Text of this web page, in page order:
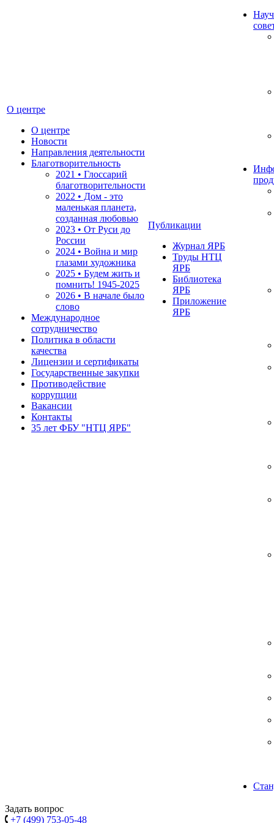
О центре
О центре
Новости
Направления деятельности
Благотворительность
2021 • Глоссарий
благотворительности
2022 • Дом - это
маленькая планета,
созданная любовью
2023 • От Руси до
России
2024 • Война и мир
глазами художника
2025 • Будем жить и
помнить! 1945-2025
2026 • В начале было
слово
Международное
сотрудничество
Политика в области
качества
Лицензии и сертификаты
Государственные закупки
Противодействие
коррупции
Вакансии
Контакты
35 лет ФБУ "НТЦ ЯРБ"
Публикации
Журнал ЯРБ
Труды НТЦ
ЯРБ
Библиотека
ЯРБ
Приложение
ЯРБ
Задать вопрос
+7 (499) 753-05-48